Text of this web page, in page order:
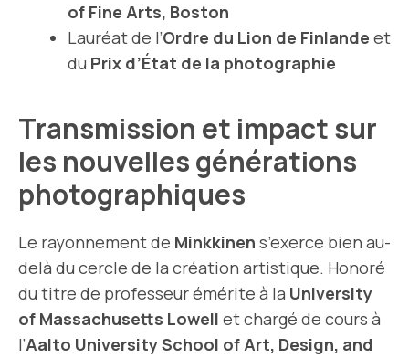
of Fine Arts, Boston
Lauréat de l’Ordre du Lion de Finlande et
du Prix d’État de la photographie
Transmission et impact sur
les nouvelles générations
photographiques
Le rayonnement de Minkkinen s’exerce bien au-
delà du cercle de la création artistique. Honoré
du titre de professeur émérite à la University
of Massachusetts Lowell et chargé de cours à
l’Aalto University School of Art, Design, and